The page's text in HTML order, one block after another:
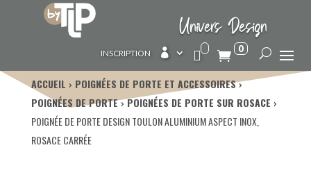
Univers Design
INSCRIPTION  0
ACCUEIL
POIGNÉES DE PORTE ET ACCESSOIRES
POIGNÉES DE PORTE
POIGNÉES DE PORTE SUR ROSACE
POIGNÉE DE PORTE DESIGN TOULON ALUMINIUM ASPECT INOX,
ROSACE CARRÉE